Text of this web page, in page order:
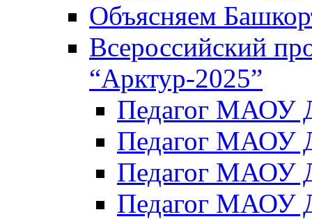
Объясняем
Всероссийский
“Арктур-2025”
Педагог МАОУ
Педагог МАОУ
Педагог МАОУ
Педагог МАОУ